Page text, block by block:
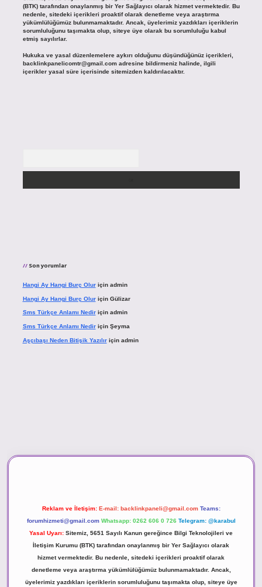
(BTK) tarafından onaylanmış bir Yer Sağlayıcı olarak hizmet vermektedir. Bu
nedenle, sitedeki içerikleri proaktif olarak denetleme veya araştırma
yükümlülüğümüz bulunmamaktadır. Ancak, üyelerimiz yazdıkları içeriklerin
sorumluluğunu taşımakta olup, siteye üye olarak bu sorumluluğu kabul
etmiş sayılırlar.
Hukuka ve yasal düzenlemelere aykırı olduğunu düşündüğünüz içerikleri,
backlinkpanelicomtr@gmail.comadresine bildirmeniz halinde, ilgili
içerikler yasal süre içerisinde sitemizden kaldırılacaktır.
Son yorumlar
Hangi Ay Hangi Burç Oluriçin admin
Hangi Ay Hangi Burç Oluriçin Gülizar
Sms Türkçe Anlamı Nediriçin admin
Sms Türkçe Anlamı Nediriçin Şeyma
Aşçıbaşı Neden Bitişik Yazılıriçin admin
Reklam ve İletişim: E-mail: backlinkpaneli@gmail.com Teams:
forumhizmeti@gmail.com Whatsapp: 0262 606 0 726 Telegram: @karabul
Yasal Uyarı: Sitemiz, 5651 Sayılı Kanun gereğince Bilgi Teknolojileri ve
İletişim Kurumu (BTK) tarafından onaylanmış bir Yer Sağlayıcı olarak
hizmet vermektedir. Bu nedenle, sitedeki içerikleri proaktif olarak
denetleme veya araştırma yükümlülüğümüz bulunmamaktadır. Ancak,
üyelerimiz yazdıkları içeriklerin sorumluluğunu taşımakta olup, siteye üye